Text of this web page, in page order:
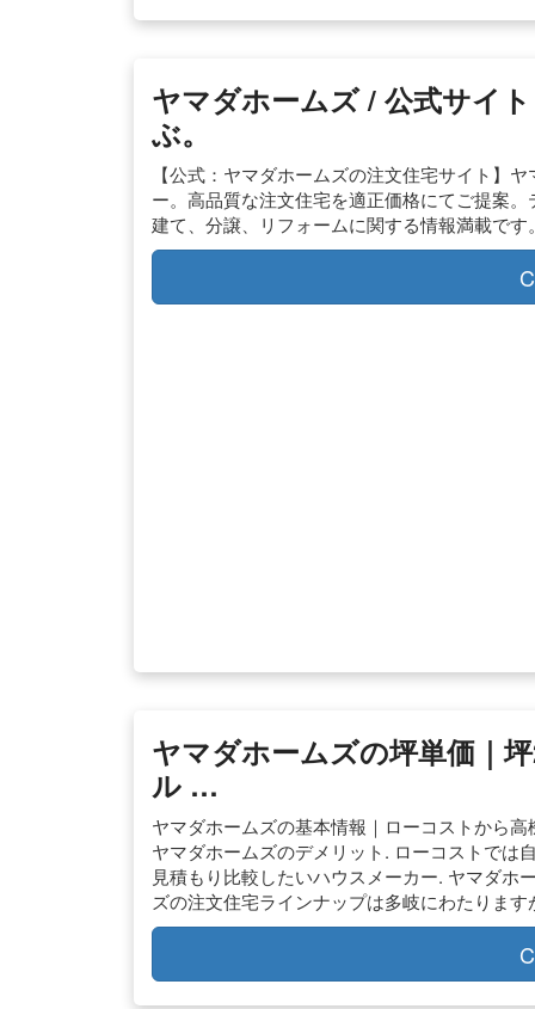
ヤマダホームズ / 公式サイ
ぶ。
【公式：ヤマダホームズの注文住宅サイト】
ー。高品質な注文住宅を適正価格にてご提案
建て、分譲、リフォームに関する情報満載です
ヤマダホームズの坪単価｜
ル …
ヤマダホームズの基本情報｜ローコストから
ヤマダホームズのデメリット. ローコストでは
見積もり比較したいハウスメーカー. ヤマダホ
ズの注文住宅ラインナップは多岐にわたりま